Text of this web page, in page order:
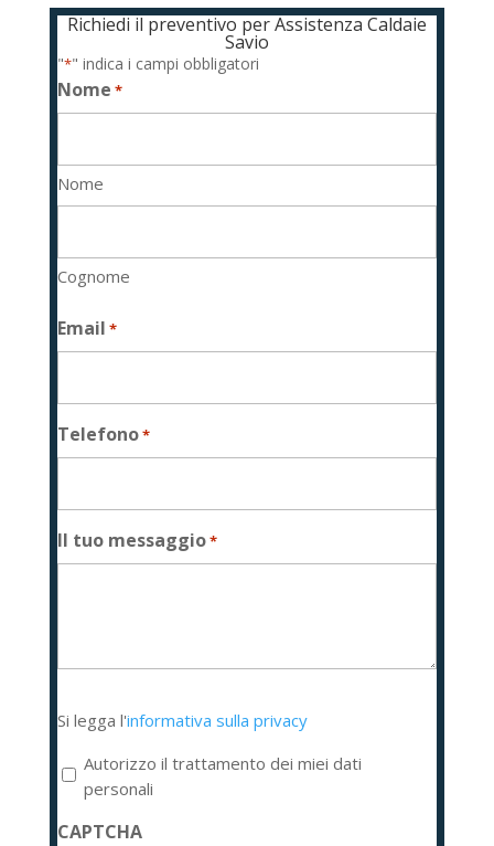
Richiedi il preventivo per Assistenza Caldaie
Savio
"*" indica i campi obbligatori
Nome *
Nome
Cognome
Email *
Telefono*
Il tuo messaggio*
legga
l'informativa
sulla
privacy
*
Si legga l'informativa sulla privacy
Autorizzo il trattamento dei miei dati
personali
CAPTCHA